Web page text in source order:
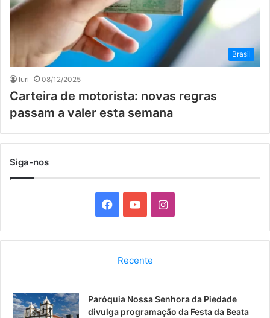
Brasil
Iuri 08/12/2025
Carteira de motorista: novas regras
passam a valer esta semana
Siga-nos
a
b
o
u
I
n
a
Recente
Paróquia Nossa Senhora da Piedade
divulga programação da Festa da Beata